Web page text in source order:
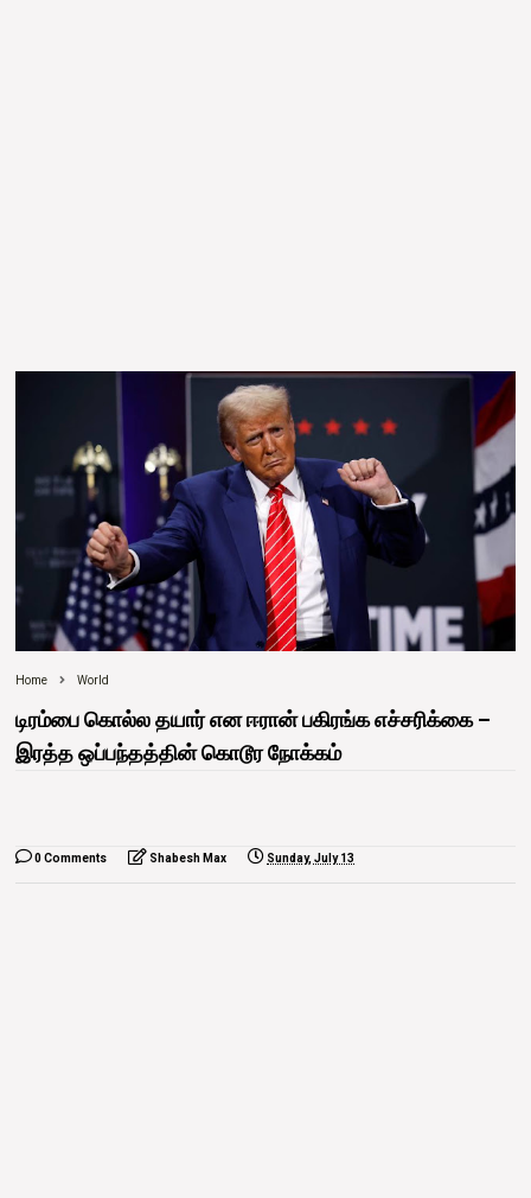
Home World
டிரம்பை கொல்ல தயார் என ஈரான் பகிரங்க எச்சரிக்கை –
இரத்த ஒப்பந்தத்தின் கொடூர நோக்கம்
0 Comments Shabesh Max Sunday, July 13